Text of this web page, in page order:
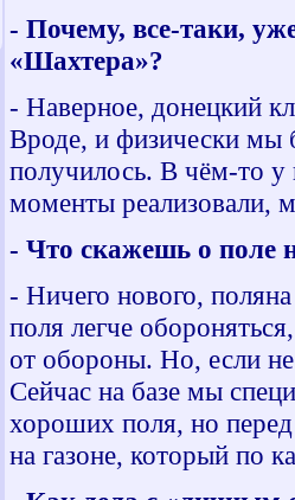
- Почему, все-таки,
«Шахтера»?
- Наверное, донецкий
Вроде, и физически мы
получилось. В чём-то у
моменты реализовали,
- Что скажешь о поле
- Ничего нового,
поля легче
от обороны. Но, если
Сейчас на базе мы
хороших поля, но
на газоне, который по